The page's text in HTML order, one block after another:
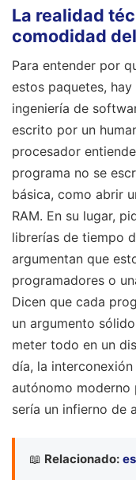
La realidad
comodidad
Para entender por
estos paquetes,
ingeniería de
escrito por un
procesador
programa no se
básica, como abrir
RAM. En su lugar,
librerías de tiempo
argumentan que
programadores o
Dicen que cada
un argumento
meter todo en un
día, la
autónomo moderno
sería un infierno de
📖 Relacionado: